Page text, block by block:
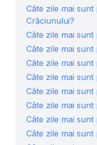
Câte zile mai
Crăciunului?
Câte zile mai
Câte zile mai
Câte zile mai sunt
Câte zile mai
Câte zile mai
Câte zile mai sunt
Câte zile mai sunt
Câte zile mai sunt